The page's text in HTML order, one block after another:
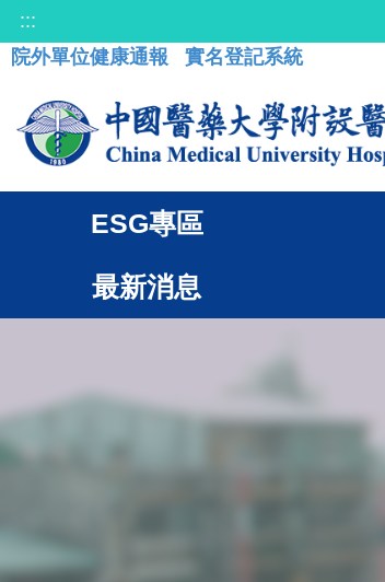
:::
院外單位健康通報
實名登記系統
ESG專區
最新消息